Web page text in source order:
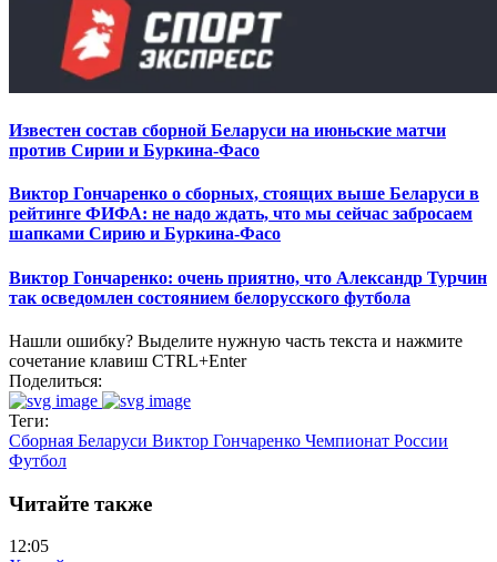
Известен состав сборной Беларуси на июньские матчи
против Сирии и Буркина-Фасо
Виктор Гончаренко о сборных, стоящих выше Беларуси в
рейтинге ФИФА: не надо ждать, что мы сейчас забросаем
шапками Сирию и Буркина-Фасо
Виктор Гончаренко: очень приятно, что Александр Турчин
так осведомлен состоянием белорусского футбола
Нашли ошибку? Выделите нужную часть текста и нажмите
сочетание клавиш CTRL+Enter
Поделиться:
Теги:
Сборная Беларуси Виктор Гончаренко Чемпионат России
Футбол
Читайте также
12:05